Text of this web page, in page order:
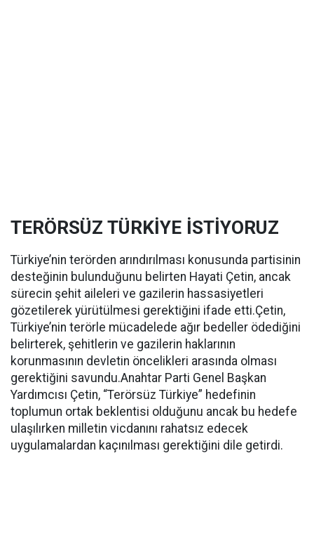
TERÖRSÜZ TÜRKİYE İSTİYORUZ
Türkiye’nin terörden arındırılması konusunda partisinin
desteğinin bulunduğunu belirten Hayati Çetin, ancak
sürecin şehit aileleri ve gazilerin hassasiyetleri
gözetilerek yürütülmesi gerektiğini ifade etti.Çetin,
Türkiye’nin terörle mücadelede ağır bedeller ödediğini
belirterek, şehitlerin ve gazilerin haklarının
korunmasının devletin öncelikleri arasında olması
gerektiğini savundu.Anahtar Parti Genel Başkan
Yardımcısı Çetin, “Terörsüz Türkiye” hedefinin
toplumun ortak beklentisi olduğunu ancak bu hedefe
ulaşılırken milletin vicdanını rahatsız edecek
uygulamalardan kaçınılması gerektiğini dile getirdi.